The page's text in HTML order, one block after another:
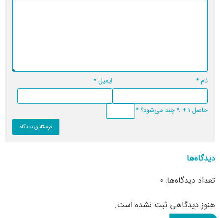
نام* ایمیل*
حاصل 1 + 9 چند می‌شود؟ *
دیدگاه‌ها
تعداد دیدگاه‌ها: 0
هنوز دیدگاهی ثبت نشده است.